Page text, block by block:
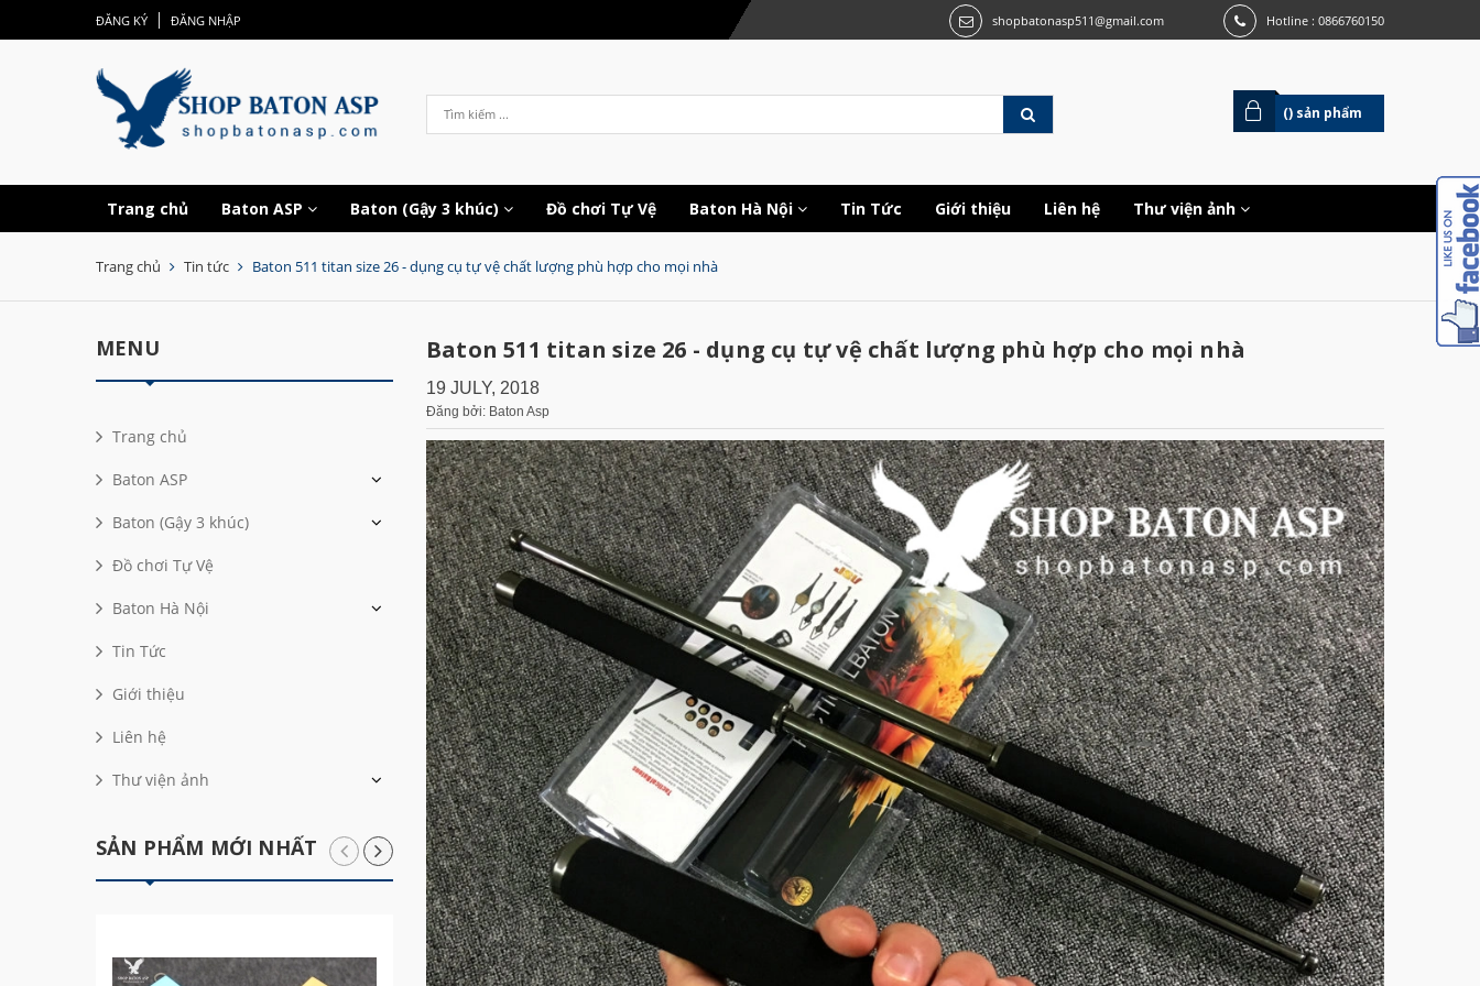
ĐĂNG KÝ ĐĂNG NHẬP shopbatonasp511@gmail.com Hotline : 0866760150
() sản phẩm
Trang chủ Baton ASP Baton (Gậy 3 khúc) Đồ chơi Tự Vệ Baton Hà Nội Tin Tức Giới thiệu Liên hệ Thư viện ảnh
Trang chủ Tin tức Baton 511 titan size 26 - dụng cụ tự vệ chất lượng phù hợp cho mọi nhà
Baton 511 titan size 26 - dụng cụ tự vệ chất lượng phù hợp cho mọi nhà
19 JULY, 2018
Đăng bởi: Baton Asp
MENU
Trang chủ
Baton ASP
Baton (Gậy 3 khúc)
Đồ chơi Tự Vệ
Baton Hà Nội
Tin Tức
Giới thiệu
Liên hệ
Thư viện ảnh
SẢN PHẨM MỚI NHẤT